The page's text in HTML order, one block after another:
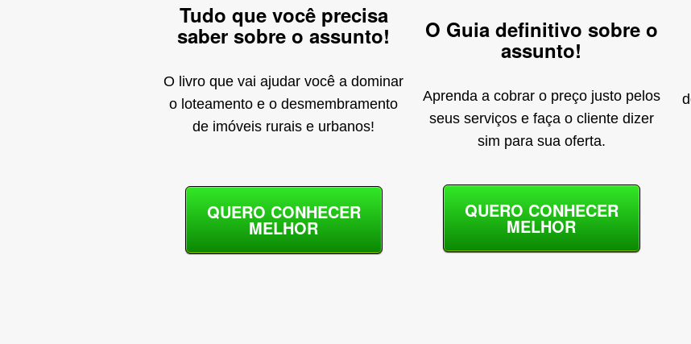
Tudo que você precisa
saber sobre o assunto!
O livro que vai ajudar você a dominar
o loteamento e o desmembramento
de imóveis rurais e urbanos!
QUERO CONHECER
MELHOR
O Guia definitivo sobre o
assunto!
Aprenda a cobrar o preço justo pelos
seus serviços e faça o cliente dizer
sim para sua oferta.
QUERO CONHECER
MELHOR